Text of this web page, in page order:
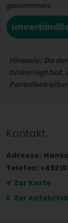
genommen.
Hinweis: Da
hinterlegt hat,
Kontakt
Adresse:
Telefon:
Zur Karte
Zur